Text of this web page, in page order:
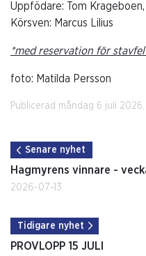
Uppfödare: Tom
Körsven: Marcus Lilius
*med reservation för stavfel
foto: Matilda Persson
Publicerad måndag 6 juli 2026.
Senare nyhet
Hagmyrens vinnare -
2026-07-13
Tidigare nyhet
PROVLOPP 15 JULI